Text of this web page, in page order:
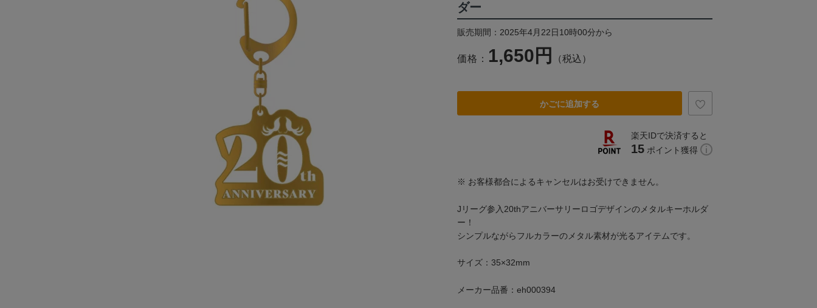
ダー
販売期間：2025年4月22日10時00分から
価格： 1,650円 （税込）
かごに追加する
楽天IDで決済すると
15 ポイント獲得
※ お客様都合によるキャンセルはお受けできません。
Jリーグ参入20thアニバーサリーロゴデザインのメタルキーホルダ
ー！
シンプルながらフルカラーのメタル素材が光るアイテムです。
サイズ：35×32mm
メーカー品番：eh000394